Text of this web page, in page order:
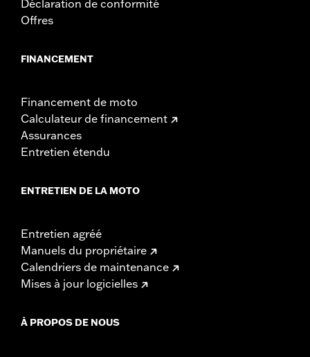
Déclaration de conformité
Offres
FINANCEMENT
Financement de moto
Calculateur de financement
Assurances
Entretien étendu
ENTRETIEN DE LA MOTO
Entretien agréé
Manuels du propriétaire
Calendriers de maintenance
Mises à jour logicielles
À PROPOS DE NOUS